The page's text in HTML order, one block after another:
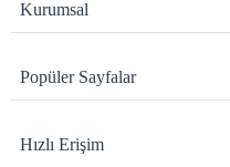
Kurumsal
Popüler Sayfalar
Hızlı Erişim